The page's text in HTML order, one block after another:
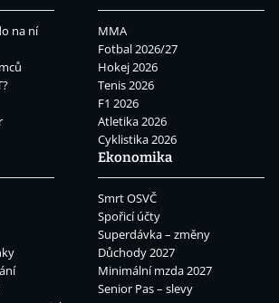
na ní
MMA
Fotbal 2026/27
Hokej 2026
Tenis 2026
F1 2026
Atletika 2026
Cyklistika 2026
Ekonomika
Smrt OSVČ
Spořicí účty
Superdávka – změny
Důchody 2027
Minimální mzda 2027
Senior Pas – slevy